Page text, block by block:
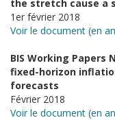
the stretch cause a
1er février 2018
Voir le document (en
BIS Working Papers
fixed-horizon
forecasts
Février 2018
Voir le document (en